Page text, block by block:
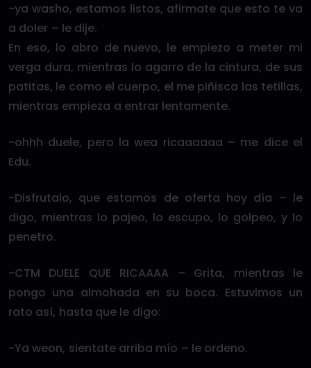
-ya washo, estamos listos, afirmate que esto te va
a doler – le dije.
En eso, lo abro de nuevo, le empiezo a meter mi
verga dura, mientras lo agarro de la cintura, de sus
patitas, le como el cuerpo, el me piñisca las tetillas,
mientras empieza a entrar lentamente.
-ohhh duele, pero la wea ricaaaaaa – me dice el
Edu.
-Disfrutalo, que estamos de oferta hoy día – le
digo, mientras lo pajeo, lo escupo, lo golpeo, y lo
penetro.
-CTM DUELE QUE RICAAAA – Grita, mientras le
pongo una almohada en su boca. Estuvimos un
rato así, hasta que le digo:
-Ya weon, sientate arriba mío – le ordeno.